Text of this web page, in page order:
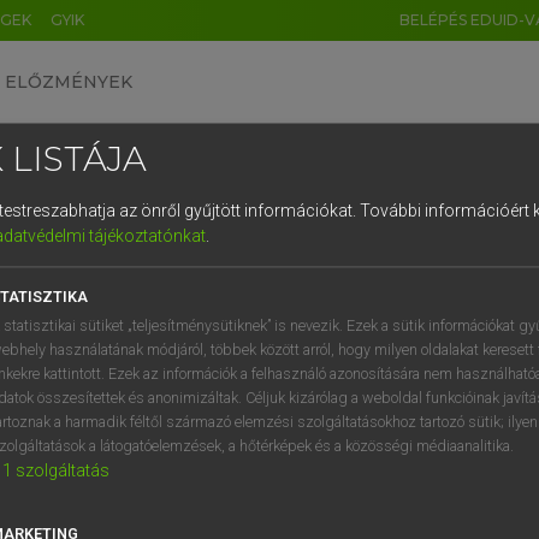
GYIK BELÉPÉS EDUID-
ELŐZMÉNYEK
egyetemes nagyszótár
VAN ELŐFIZETÉSED?
megtekintéséhez.
LISTÁJA
az önről gyűjtött információkat. További információért
tájékoztatónkat.
statisztikai sütiket „teljesítménysütiknek” is nevezik. Ezek a sütik információkat
használatának módjáról, többek között arról, hogy milyen oldalakat keresett
kattintott. Ezek az információk a felhasználó azonosítására nem
összesítettek és anonimizáltak. Céljuk kizárólag a weboldal funkcióinak
a harmadik féltől származó elemzési szolgáltatásokhoz tartozó sütik;
a látogatóelemzések, a hőtérképek és a közösségi médiaanalitika.
1 szolgáltatás
DE CN FR ES IT NL
1 2 3 4 5 6 7 8 9
q w e r t z u i
a s d f g h j k l é
í y x c v b n m , .